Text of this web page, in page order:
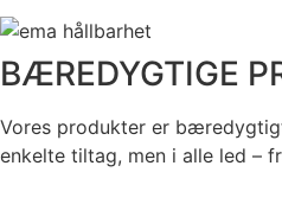
BÆREDYGTIGE
Vores produkter er
enkelte tiltag, men i alle led –